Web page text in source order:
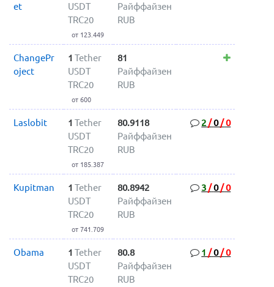
et
USDT
TRC20
от 123.449
Райффайзен
RUB
ChangePr
oject
1 Tether
USDT
TRC20
от 600
81
Райффайзен
RUB
Laslobit 1 Tether
USDT
TRC20
от 185.387
80.9118
Райффайзен
RUB
2 /0/0
Kupitman 1 Tether
USDT
TRC20
от 741.709
80.8942
Райффайзен
RUB
3 /0/0
Obama 1 Tether
USDT
TRC20
80.8
Райффайзен
RUB
1 /0/0